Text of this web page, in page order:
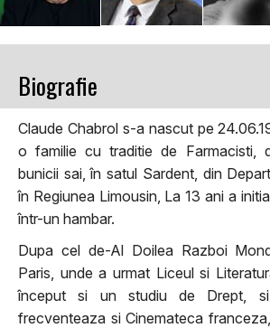
Biografie
Claude Chabrol s-a nascut pe
o familie cu traditie de Farmacisti,
bunicii sai, în satul Sardent, din
în Regiunea Limousin, La 13 ani a
într-un hambar.
Dupa cel de-Al Doilea Razboi
Paris, unde a urmat Liceul si
început si un studiu de Drept, si
frecventeaza si Cinemateca